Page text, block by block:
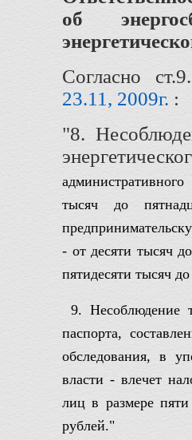
об
Согласно
23.11, 2009г. :
"8.
тысяч до
- от десяти тысяч
пятидесяти тысяч
9. Несоблюдение
паспорта,
обследования, в
власти - влечет
лиц в размере
рублей."